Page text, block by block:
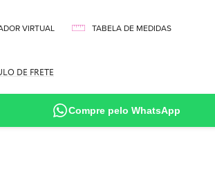
moda praia, filtro UV 50+
M (veste sutiã 44 - tem 1,63m de altura - 50kg)
VIRTUAL TABELA DE MEDIDAS
DE FRETE
Compre pelo WhatsApp